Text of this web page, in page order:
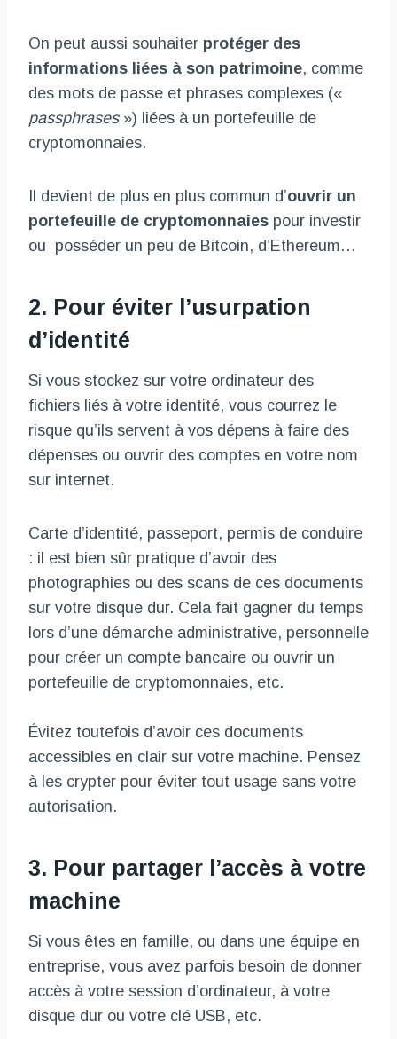
On peut aussi souhaiter protéger des
informations liées à son patrimoine, comme
des mots de passe et phrases complexes («
passphrases ») liées à un portefeuille de
cryptomonnaies.
Il devient de plus en plus commun d’ouvrir un
portefeuille de cryptomonnaies pour investir
ou posséder un peu de Bitcoin, d’Ethereum…
2. Pour éviter l’usurpation
d’identité
Si vous stockez sur votre ordinateur des
fichiers liés à votre identité, vous courrez le
risque qu’ils servent à vos dépens à faire des
dépenses ou ouvrir des comptes en votre nom
sur internet.
Carte d’identité, passeport, permis de conduire
: il est bien sûr pratique d’avoir des
photographies ou des scans de ces documents
sur votre disque dur. Cela fait gagner du temps
lors d’une démarche administrative, personnelle
pour créer un compte bancaire ou ouvrir un
portefeuille de cryptomonnaies, etc.
Évitez toutefois d’avoir ces documents
accessibles en clair sur votre machine. Pensez
à les crypter pour éviter tout usage sans votre
autorisation.
3. Pour partager l’accès à votre
machine
Si vous êtes en famille, ou dans une équipe en
entreprise, vous avez parfois besoin de donner
accès à votre session d’ordinateur, à votre
disque dur ou votre clé USB, etc.